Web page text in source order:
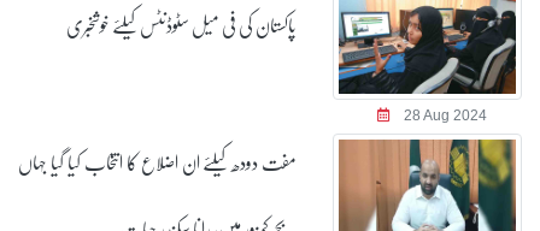
28 Aug 2024
پاکستان کی فی میل سٹوڈنٹس کیلئے خوشخبری
مفت دودھ کیلئے ان اضلاع کا انتخاب کیا گیا جہاں